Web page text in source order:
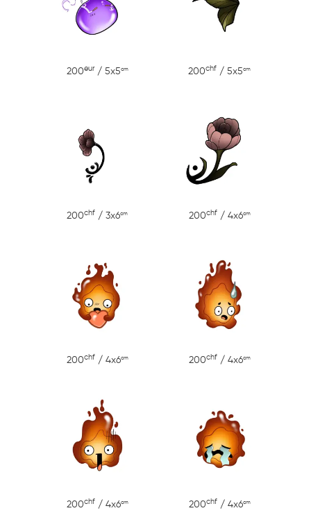
200eur / 5x5cm 200chf / 5x5cm
200chf / 3x6cm 200chf / 4x6cm
200chf / 4x6cm 200chf / 4x6cm
200chf / 4x6cm 200chf / 4x6cm